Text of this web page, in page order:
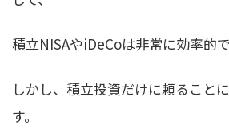
積立NISAやiDeCoは非常に効率的で
しかし、積立投資だけに頼ること
す。